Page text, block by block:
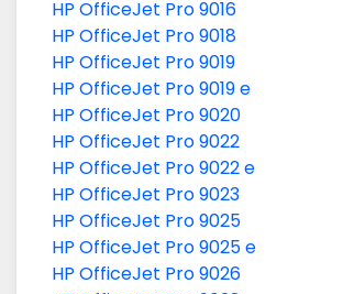
HP OfficeJet Pro 9016
HP OfficeJet Pro 9018
HP OfficeJet Pro 9019
HP OfficeJet Pro 9019 e
HP OfficeJet Pro 9020
HP OfficeJet Pro 9022
HP OfficeJet Pro 9022 e
HP OfficeJet Pro 9023
HP OfficeJet Pro 9025
HP OfficeJet Pro 9025 e
HP OfficeJet Pro 9026